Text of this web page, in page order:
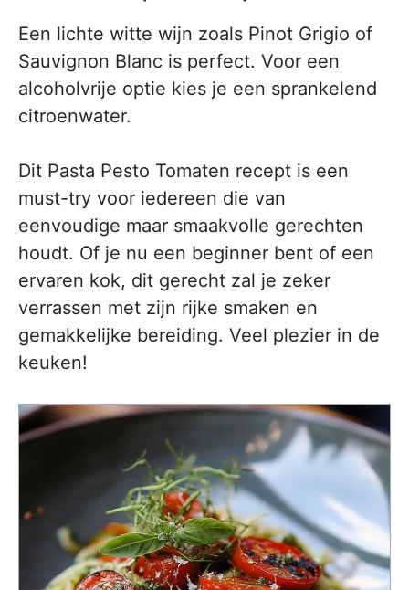
Een lichte witte wijn zoals Pinot Grigio of
Sauvignon Blanc is perfect. Voor een
alcoholvrije optie kies je een sprankelend
citroenwater.
Dit Pasta Pesto Tomaten recept is een
must-try voor iedereen die van
eenvoudige maar smaakvolle gerechten
houdt. Of je nu een beginner bent of een
ervaren kok, dit gerecht zal je zeker
verrassen met zijn rijke smaken en
gemakkelijke bereiding. Veel plezier in de
keuken!